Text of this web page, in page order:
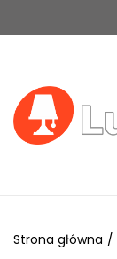
Strona główna /